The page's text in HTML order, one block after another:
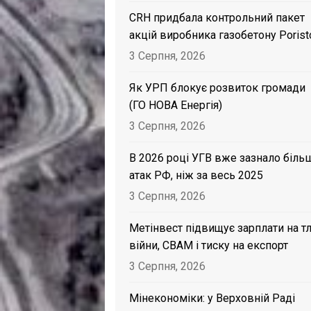
CRH придбала контрольний пакет
акцій виробника газобетону
3 Серпня, 2026
Як УРП блокує розвиток громади
(ГО НОВА Енергія)
3 Серпня, 2026
В 2026 році УГВ вже зазнало
атак РФ, ніж за весь 2025
3 Серпня, 2026
Метінвест підвищує зарплати на
війни, CBAM і тиску на експорт
3 Серпня, 2026
Мінекономіки: у Верховній Раді